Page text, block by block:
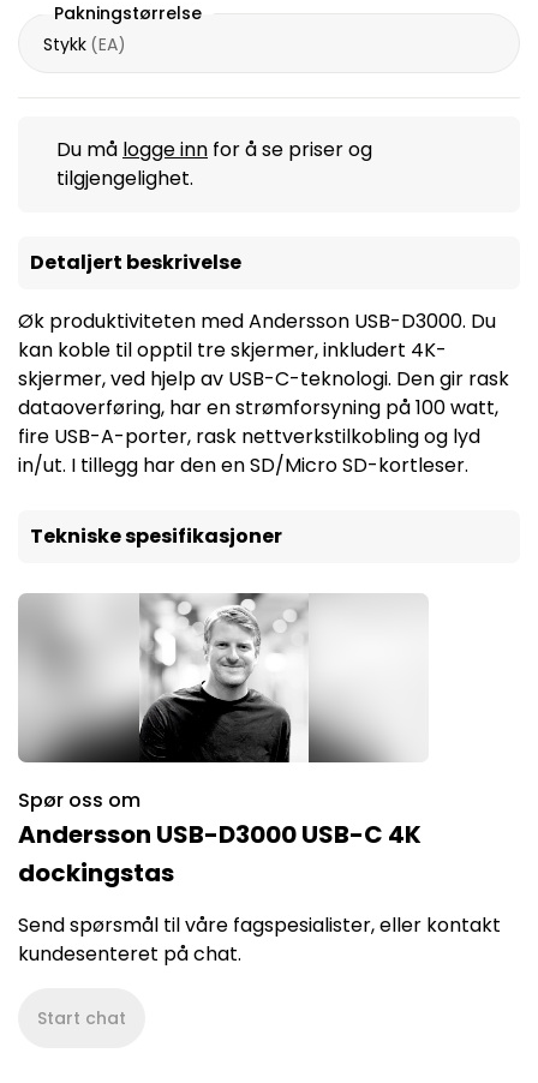
Pakningstørrelse
Stykk (EA)
Du må logge inn for å se priser og
tilgjengelighet.
Detaljert beskrivelse
Øk produktiviteten med Andersson USB-D3000. Du
kan koble til opptil tre skjermer, inkludert 4K-
skjermer, ved hjelp av USB-C-teknologi. Den gir rask
dataoverføring, har en strømforsyning på 100 watt,
fire USB-A-porter, rask nettverkstilkobling og lyd
in/ut. I tillegg har den en SD/Micro SD-kortleser.
Tekniske spesifikasjoner
Spør oss om
Andersson USB-D3000 USB-C 4K
dockingstas
Send spørsmål til våre fagspesialister, eller kontakt
kundesenteret på chat.
Start chat